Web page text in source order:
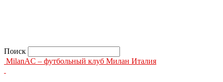
Поиск
MilanAC – футбольный клуб Милан Италия